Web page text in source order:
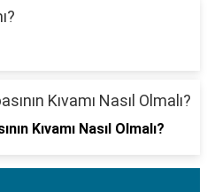
Kıvamı Nasıl Olmalı?